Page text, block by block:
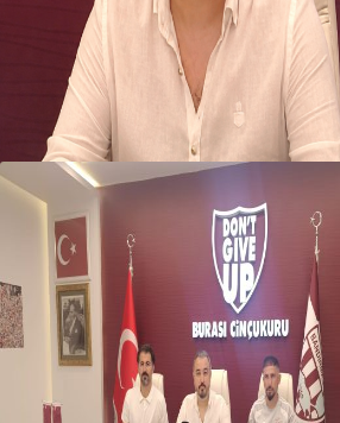
Oğuzbeyi’nden Balıkesirspor
yönetimine cevap : Herkes kendine
yakışanı yapar, buluttan nem
kapmayın!
07 Ağustos 2026
Oğuzbeyi : Transferlerde takımın